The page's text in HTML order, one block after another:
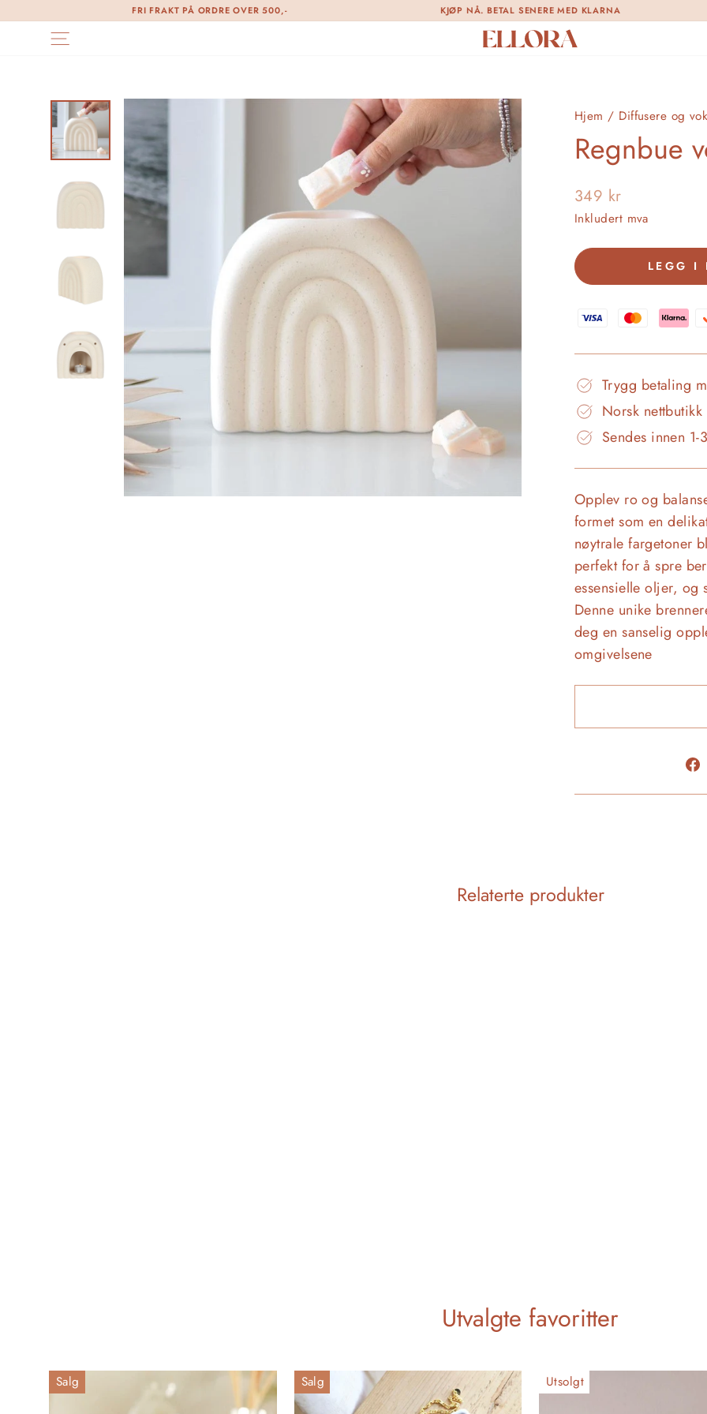
Pause
FRI FRAKT PÅ ORDRE OVER 500,- KJØP NÅ. BETAL SENERE MED KLARNA
Hjem / Diffusere og
Regnbue
Opprinnelig
pris
349 kr
Inkludert mva
LEGG I
Trygg betaling
Norsk nettbutikk
Sendes innen 1-
Opplev ro og
formet som en
nøytrale fargetoner
perfekt for å spre
essensielle oljer, og
Denne unike
deg en sanselig
omgivelsene
Relaterte produkter
Utvalgte favoritter
Salg Salg Utsolgt